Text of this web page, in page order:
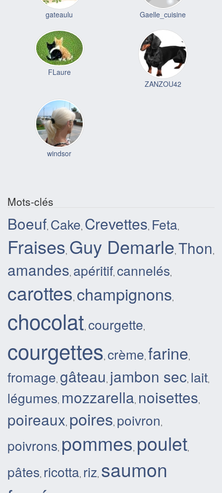
gateaulu Gaelle_cuisine
FLaure
ZANZOU42
windsor
Mots-clés
Boeuf, Cake, Crevettes, Feta,
Fraises, Guy Demarle, Thon,
amandes, apéritif, cannelés,
carottes, champignons,
chocolat, courgette,
courgettes, crème, farine,
fromage, gâteau, jambon sec, lait,
légumes, mozzarella, noisettes,
poireaux, poires, poivron,
poivrons, pommes, poulet,
pâtes, ricotta, riz, saumon